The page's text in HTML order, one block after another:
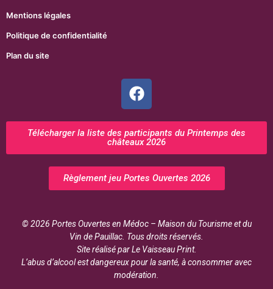
Mentions légales
Politique de confidentialité
Plan du site
Télécharger la liste des participants du Printemps des
châteaux 2026
Règlement jeu Portes Ouvertes 2026
© 2026 Portes Ouvertes en Médoc – Maison du Tourisme et du
Vin de Pauillac. Tous droits réservés.
Site réalisé par Le Vaisseau Print.
L’abus d’alcool est dangereux pour la santé, à consommer avec
modération.